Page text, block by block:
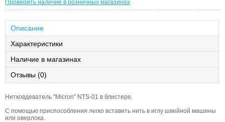
Проверить наличие в розничных магазинах
Описание
Характеристики
Наличие в магазинах
Отзывы (0)
Нитковдеватель "Micron" NTS-01 в блистере.
С помощью приспособления легко вставить нить в иглу швейной машины
или оверлока.